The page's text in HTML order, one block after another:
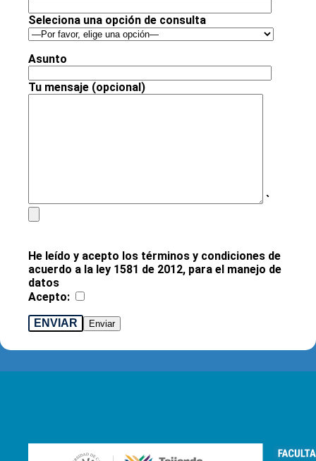
Seleciona una opción de consulta
Asunto
Tu mensaje (opcional)
`
He leído y acepto los términos y condiciones de
acuerdo a la ley 1581 de 2012, para el manejo de
datos
Acepto:
ENVIAR